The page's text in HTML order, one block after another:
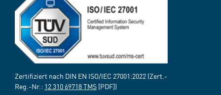
Zertifiziert nach DIN EN ISO/IEC 27001:2022 (Zert.-
Reg.-Nr.: 12 310 69718 TMS [PDF])